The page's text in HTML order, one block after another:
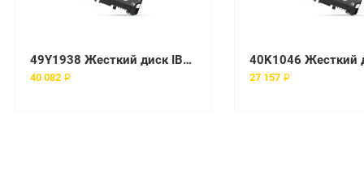
49Y1938 Жесткий диск IBM (Lenovo)
40 082 ₽ 27 157 ₽